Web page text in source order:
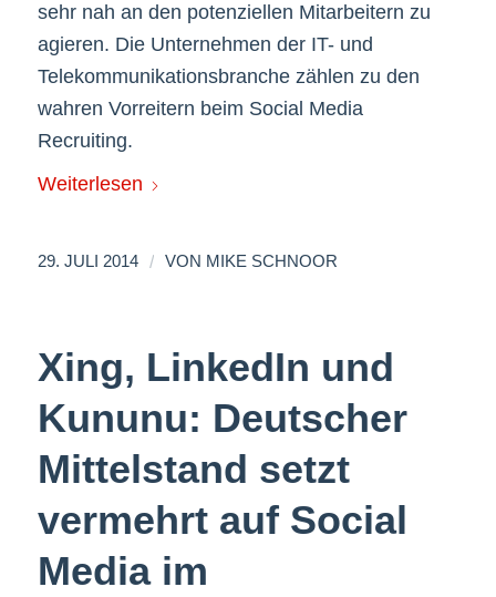
sehr nah an den potenziellen Mitarbeitern zu
agieren. Die Unternehmen der IT- und
Telekommunikationsbranche zählen zu den
wahren Vorreitern beim Social Media
Recruiting.
Weiterlesen
29. JULI 2014 / VON MIKE SCHNOOR
Xing, LinkedIn und
Kununu: Deutscher
Mittelstand setzt
vermehrt auf Social
Media im